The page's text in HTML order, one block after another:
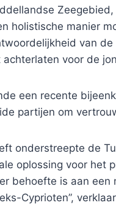
holistische manier
van
voor de
een recente
partijen om
onderstreepte de
oplossing voor het
behoefte is aan
Cyprioten”,